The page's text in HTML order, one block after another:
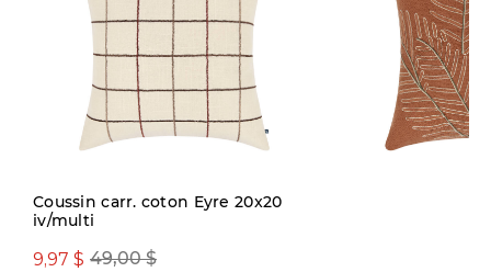
Coussin carr. coton Eyre 20x20
iv/multi
49,00 $
9,97 $